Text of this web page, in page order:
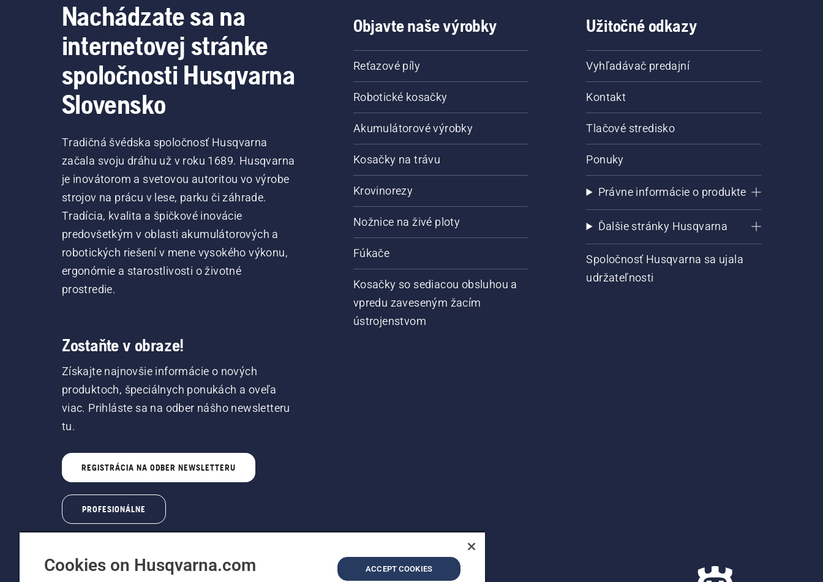
Nachádzate sa na
internetovej stránke
spoločnosti Husqvarna
Slovensko
Tradičná švédska spoločnosť Husqvarna
začala svoju dráhu už v roku 1689. Husqvarna
je inovátorom a svetovou autoritou vo výrobe
strojov na prácu v lese, parku či záhrade.
Tradícia, kvalita a špičkové inovácie
predovšetkým v oblasti akumulátorových a
robotických riešení v mene vysokého výkonu,
ergonómie a starostlivosti o životné
prostredie.
Zostaňte v obraze!
Získajte najnovšie informácie o nových
produktoch, špeciálnych ponukách a oveľa
viac. Prihláste sa na odber nášho newsletteru
tu.
REGISTRÁCIA NA ODBER NEWSLETTERU
PROFESIONÁLNE
Objavte naše výrobky
Reťazové píly
Robotické kosačky
Akumulátorové výrobky
Kosačky na trávu
Krovinorezy
Nožnice na živé ploty
Fúkače
Kosačky so sediacou obsluhou a
vpredu zaveseným žacím
ústrojenstvom
Užitočné odkazy
Vyhľadávač predajní
Kontakt
Tlačové stredisko
Ponuky
Právne informácie o produkte
Ďalšie stránky Husqvarna
Spoločnosť Husqvarna sa ujala
udržateľnosti
Cookies on Husqvarna.com ACCEPT COOKIES